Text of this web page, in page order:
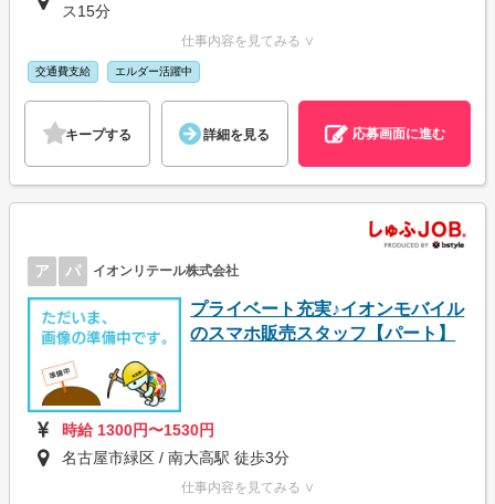
ス15分
仕事内容を見てみる ∨
交通費支給 エルダー活躍中
キープする 詳細を見る 応募画面に進む
ア パ イオンリテール株式会社
プライベート充実♪イオンモバイル
のスマホ販売スタッフ【パート】
時給 1300円〜1530円
名古屋市緑区 / 南大高駅 徒歩3分
仕事内容を見てみる ∨